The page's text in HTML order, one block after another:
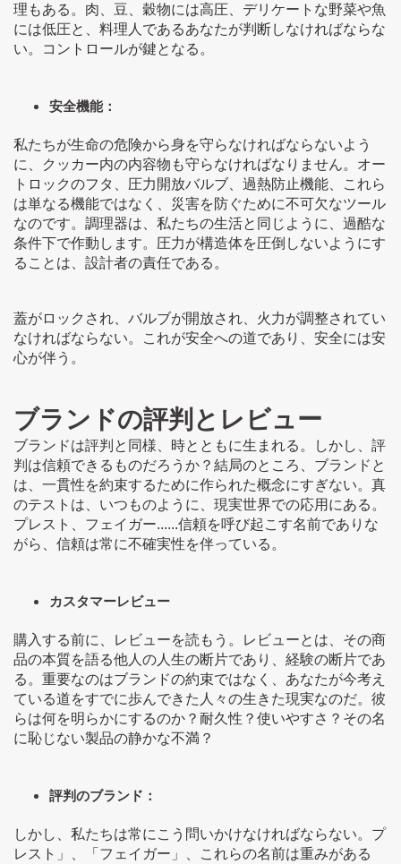
理もある。肉、豆、穀物には高圧、デリケートな野菜や魚
には低圧と、料理人であるあなたが判断しなければならな
い。コントロールが鍵となる。
安全機能：
私たちが生命の危険から身を守らなければならないよう
に、クッカー内の内容物も守らなければなりません。オー
トロックのフタ、圧力開放バルブ、過熱防止機能、これら
は単なる機能ではなく、災害を防ぐために不可欠なツール
なのです。調理器は、私たちの生活と同じように、過酷な
条件下で作動します。圧力が構造体を圧倒しないようにす
ることは、設計者の責任である。
蓋がロックされ、バルブが開放され、火力が調整されてい
なければならない。これが安全への道であり、安全には安
心が伴う。
ブランドの評判とレビュー
ブランドは評判と同様、時とともに生まれる。しかし、評
判は信頼できるものだろうか？結局のところ、ブランドと
は、一貫性を約束するために作られた概念にすぎない。真
のテストは、いつものように、現実世界での応用にある。
プレスト、フェイガー......信頼を呼び起こす名前でありな
がら、信頼は常に不確実性を伴っている。
カスタマーレビュー
購入する前に、レビューを読もう。レビューとは、その商
品の本質を語る他人の人生の断片であり、経験の断片であ
る。重要なのはブランドの約束ではなく、あなたが今考え
ている道をすでに歩んできた人々の生きた現実なのだ。彼
らは何を明らかにするのか？耐久性？使いやすさ？その名
に恥じない製品の静かな不満？
評判のブランド：
しかし、私たちは常にこう問いかけなければならない。プ
レスト」、「フェイガー」、これらの名前は重みがある